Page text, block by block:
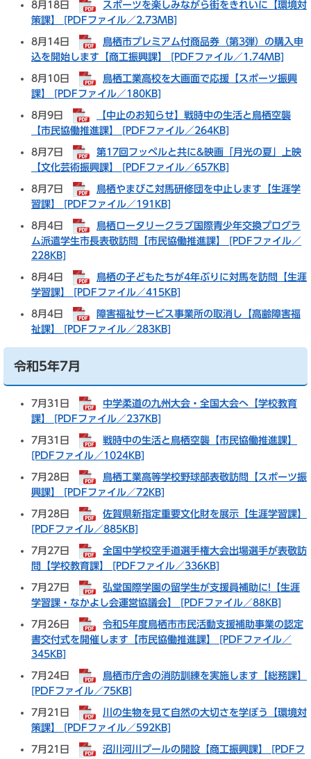
8月18日
スポーツを楽しみながら街をきれいに【環境対
策課】 [PDFファイル／2.73MB]
8月14日
鳥栖市プレミアム付商品券（第3弾）の購入申
込を開始します【商工振興課】 [PDFファイル／1.74MB]
8月10日
鳥栖工業高校を大画面で応援【スポーツ振興
課】 [PDFファイル／180KB]
8月9日
【中止のお知らせ】戦時中の生活と鳥栖空襲
【市民協働推進課】 [PDFファイル／264KB]
8月7日
第17回フッペルと共に&映画「月光の夏」上映
【文化芸術振興課】 [PDFファイル／657KB]
8月7日
鳥栖やまびこ対馬研修団を中止します【生涯学
習課】 [PDFファイル／191KB]
8月4日
鳥栖ロータリークラブ国際青少年交換プログラ
ム派遣学生市長表敬訪問【市民協働推進課】 [PDFファイル／
228KB]
8月4日
鳥栖の子どもたちが4年ぶりに対馬を訪問【生涯
学習課】 [PDFファイル／415KB]
8月4日
障害福祉サービス事業所の取消し【高齢障害福
祉課】 [PDFファイル／283KB]
令和5年7月
7月31日
中学柔道の九州大会・全国大会へ【学校教育
課】 [PDFファイル／237KB]
7月31日
戦時中の生活と鳥栖空襲【市民協働推進課】
[PDFファイル／1024KB]
7月28日
鳥栖工業高等学校野球部表敬訪問【スポーツ振
興課】 [PDFファイル／72KB]
7月28日
佐賀県新指定重要文化財を展示【生涯学習課】
[PDFファイル／885KB]
7月27日
全国中学校空手道選手権大会出場選手が表敬訪
問【学校教育課】 [PDFファイル／336KB]
7月27日
弘堂国際学園の留学生が支援員補助に!【生涯
学習課・なかよし会運営協議会】 [PDFファイル／88KB]
7月26日
令和5年度鳥栖市市民活動支援補助事業の認定
書交付式を開催します【市民協働推進課】 [PDFファイル／
345KB]
7月24日
鳥栖市庁舎の消防訓練を実施します【総務課】
[PDFファイル／75KB]
7月21日
川の生物を見て自然の大切さを学ぼう【環境対
策課】 [PDFファイル／592KB]
7月21日
沼川河川プールの開設【商工振興課】 [PDFフ